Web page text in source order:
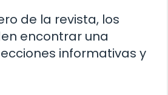
de la revista, los
encontrar una
informativas y